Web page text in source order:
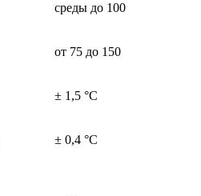
среды до 100
от 75 до 150
± 1,5 °C
± 0,4 °C